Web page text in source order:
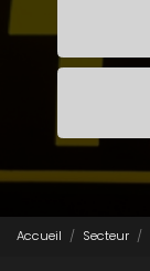
Accueil Secteur